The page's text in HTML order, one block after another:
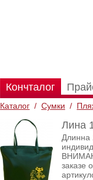
Кончталог
Каталог / Сумки /
Лина
Длинна
заказе